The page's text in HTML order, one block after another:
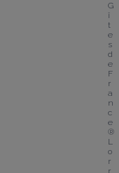
G
î
t
e
s
d
e
F
r
a
n
c
e
®
L
o
r
r